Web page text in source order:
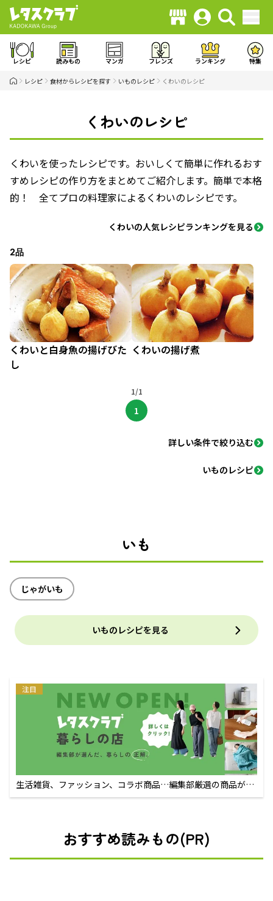
レシピ 読みもの マンガ フレンズ ランキング 特集
レシピ 食材からレシピを探す いものレシピ くわいのレシピ
くわいのレシピ
くわいを使ったレシピです。おいしくて簡単に作れるおす
すめレシピの作り方をまとめてご紹介します。簡単で本格
的！ 全てプロの料理家によるくわいのレシピです。
くわいの人気レシピランキングを見る
2品
くわいと白身魚の揚げびた
し
くわいの揚げ煮
1/1
1
詳しい条件で絞り込む
いものレシピ
いも
じゃがいも
いものレシピを見る
注目
生活雑貨、ファッション、コラボ商品…編集部厳選の商品が買
えるECサイト
おすすめ読みもの(PR)